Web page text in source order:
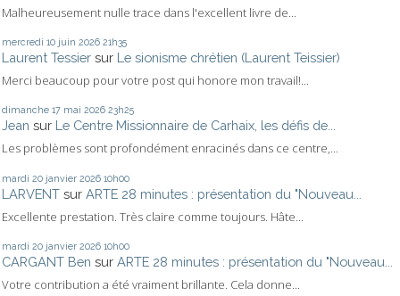
Malheureusement nulle trace dans l'excellent livre de...
mercredi 10 juin 2026 21h35
Laurent Tessier sur Le sionisme chrétien (Laurent Teissier)
Merci beaucoup pour votre post qui honore mon travail!...
dimanche 17 mai 2026 23h25
Jean sur Le Centre Missionnaire de Carhaix, les défis de...
Les problèmes sont profondément enracinés dans ce centre,...
mardi 20 janvier 2026 10h00
LARVENT sur ARTE 28 minutes : présentation du "Nouveau...
Excellente prestation. Très claire comme toujours. Hâte...
mardi 20 janvier 2026 10h00
CARGANT Ben sur ARTE 28 minutes : présentation du "Nouveau...
Votre contribution a été vraiment brillante. Cela donne...